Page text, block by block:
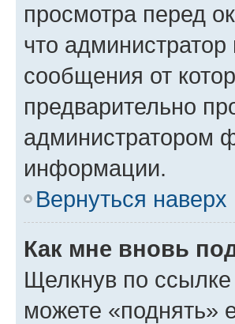
просмотра перед
что
сообщения от
предварительно
администратором
информации.
Вернуться наверх
Как мне вновь
Щелкнув по
можете «поднять»